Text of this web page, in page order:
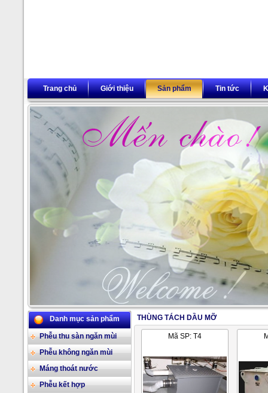
Trang chủ Giới thiệu Sản phẩm Tin tức
2/17
Danh mục sản phẩm
Phễu thu sàn ngăn mùi
Phễu không ngăn mùi
Máng thoát nước
Phễu kết hợp
THÙNG TÁCH DẦU MỠ
Mã SP: T4